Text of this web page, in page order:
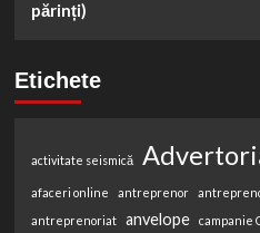
părinți)
Etichete
activitate seismică
afaceri online antreprenor
antreprenoriat
anvelope campanie